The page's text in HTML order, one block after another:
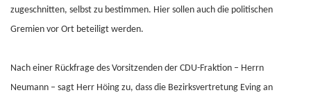
zugeschnitten, selbst zu bestimmen. Hier sollen auch die politischen
Gremien vor Ort beteiligt werden.
Nach einer Rückfrage des Vorsitzenden der CDU-Fraktion – Herrn
Neumann – sagt Herr Höing zu, dass die Bezirksvertretung Eving an